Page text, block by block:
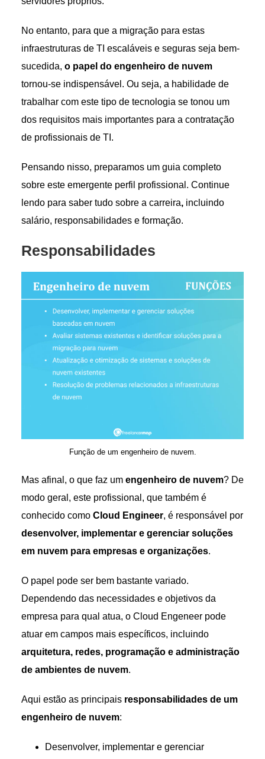
No entanto, para que a migração para estas
infraestruturas de TI escaláveis e seguras seja bem-
sucedida, o papel do engenheiro de nuvem
tornou-se indispensável. Ou seja, a habilidade de
trabalhar com este tipo de tecnologia se tonou um
dos requisitos mais importantes para a contratação
de profissionais de TI.
Pensando nisso, preparamos um guia completo
sobre este emergente perfil profissional. Continue
lendo para saber tudo sobre a carreira, incluindo
salário, responsabilidades e formação.
Responsabilidades
Função de um engenheiro de nuvem.
Mas afinal, o que faz um engenheiro de nuvem? De
modo geral, este profissional, que também é
conhecido como Cloud Engineer, é responsável por
desenvolver, implementar e gerenciar soluções
em nuvem para empresas e organizações.
O papel pode ser bem bastante variado.
Dependendo das necessidades e objetivos da
empresa para qual atua, o Cloud Engeneer pode
atuar em campos mais específicos, incluindo
arquitetura, redes, programação e administração
de ambientes de nuvem.
Aqui estão as principais responsabilidades de um
engenheiro de nuvem:
Desenvolver, implementar e gerenciar